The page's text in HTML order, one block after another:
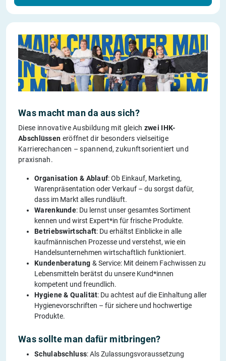
Was macht man da aus sich?
Diese innovative Ausbildung mit gleich zwei IHK-
Abschlüssen eröffnet dir besonders vielseitige
Karrierechancen – spannend, zukunftsorientiert und
praxisnah.
Organisation & Ablauf: Ob Einkauf, Marketing,
Warenpräsentation oder Verkauf – du sorgst dafür,
dass im Markt alles rundläuft.
Warenkunde: Du lernst unser gesamtes Sortiment
kennen und wirst Expert*in für frische Produkte.
Betriebswirtschaft: Du erhältst Einblicke in alle
kaufmännischen Prozesse und verstehst, wie ein
Handelsunternehmen wirtschaftlich funktioniert.
Kundenberatung & Service: Mit deinem Fachwissen zu
Lebensmitteln berätst du unsere Kund*innen
kompetent und freundlich.
Hygiene & Qualität: Du achtest auf die Einhaltung aller
Hygienevorschriften – für sichere und hochwertige
Produkte.
Was sollte man dafür mitbringen?
Schulabschluss: Als Zulassungsvoraussetzung